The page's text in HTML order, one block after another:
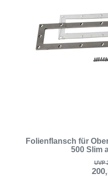
Folienflansch für
500 Slim
UVP